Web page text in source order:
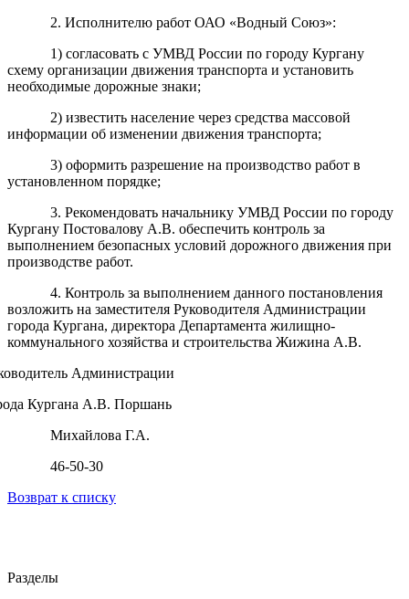
2. Исполнителю работ ОАО «Водный Союз»:
1) согласовать с УМВД России по городу Кургану
схему организации движения транспорта и установить
необходимые дорожные знаки;
2) известить население через средства массовой
информации об изменении движения транспорта;
3) оформить разрешение на производство работ в
установленном порядке;
3. Рекомендовать начальнику УМВД России по городу
Кургану Постовалову А.В. обеспечить контроль за
выполнением безопасных условий дорожного движения при
производстве работ.
4. Контроль за выполнением данного постановления
возложить на заместителя Руководителя Администрации
города Кургана, директора Департамента жилищно-
коммунального хозяйства и строительства Жижина А.В.
Администрации
Кургана А.В. Поршань
Михайлова Г.А.
46-50-30
Возврат к списку
Разделы